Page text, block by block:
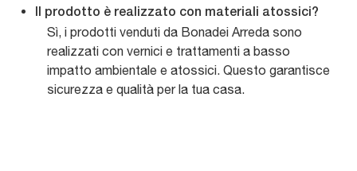
Il prodotto è realizzato con materiali atossici?
Sì, i prodotti venduti da Bonadei Arreda sono
realizzati con vernici e trattamenti a basso
impatto ambientale e atossici. Questo garantisce
sicurezza e qualità per la tua casa.